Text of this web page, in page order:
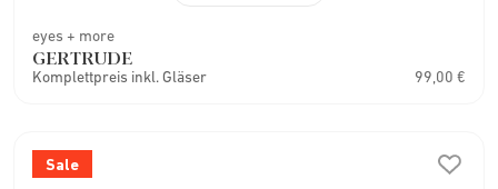
eyes + more
GERTRUDE
Komplettpreis inkl. Gläser 99,00 €
Sale